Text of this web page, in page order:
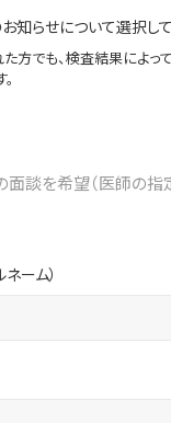
知らせについて選択して
方でも、検査結果によっ
面談を希望（医師の指
ーム）